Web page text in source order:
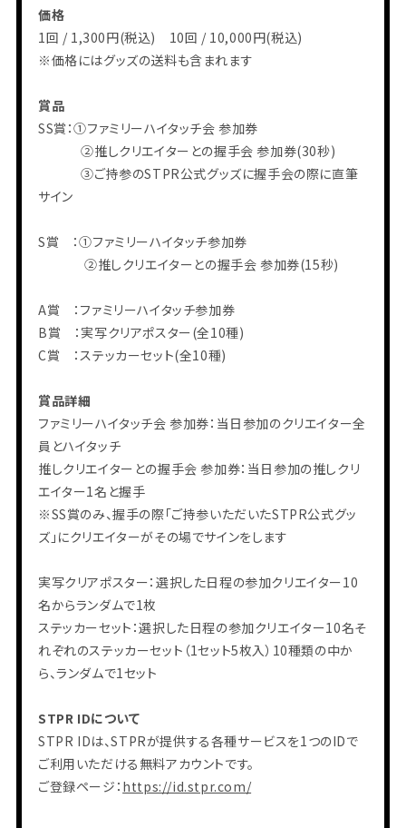
PHOTO
Q&A
RADIO
すにくじ
価格
1回 / 1,300円(税込) 10回 / 10,000円(税込)
※価格にはグッズの送料も含まれます
賞品
SS賞：①ファミリーハイタッチ会 参加券
②推しクリエイターとの握手会 参加券(30秒)
③ご持参のSTPR公式グッズに握手会の際に直筆
サイン
S賞 ：①ファミリーハイタッチ参加券
②推しクリエイターとの握手会 参加券(15秒)
A賞 ：ファミリーハイタッチ参加券
B賞 ：実写クリアポスター(全10種)
C賞 ：ステッカーセット(全10種)
賞品詳細
ファミリーハイタッチ会 参加券：当日参加のクリエイター全
員とハイタッチ
推しクリエイターとの握手会 参加券：当日参加の推しクリ
エイター1名と握手
※SS賞のみ、握手の際「ご持参いただいたSTPR公式グッ
ズ」にクリエイターがその場でサインをします
実写クリアポスター：選択した日程の参加クリエイター10
名からランダムで1枚
ステッカーセット：選択した日程の参加クリエイター10名そ
れぞれのステッカーセット（1セット5枚入）10種類の中か
ら、ランダムで1セット
STPR IDについて
STPR IDは、STPRが提供する各種サービスを1つのIDで
ご利用いただける無料アカウントです。
ご登録ページ： https://id.stpr.com/